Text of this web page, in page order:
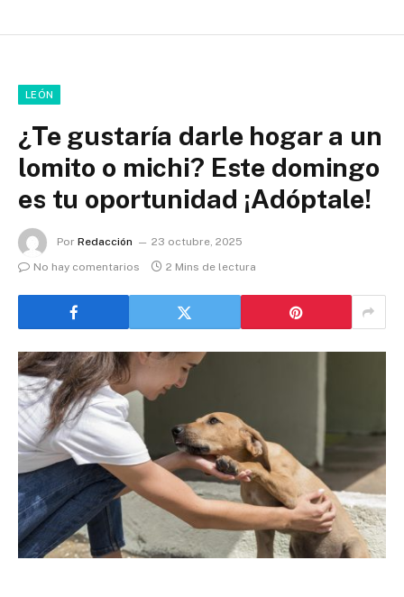
LEÓN
¿Te gustaría darle hogar a un
lomito o michi? Este domingo
es tu oportunidad ¡Adóptale!
Por Redacción
23 octubre, 2025
No hay comentarios
2 Mins de lectura